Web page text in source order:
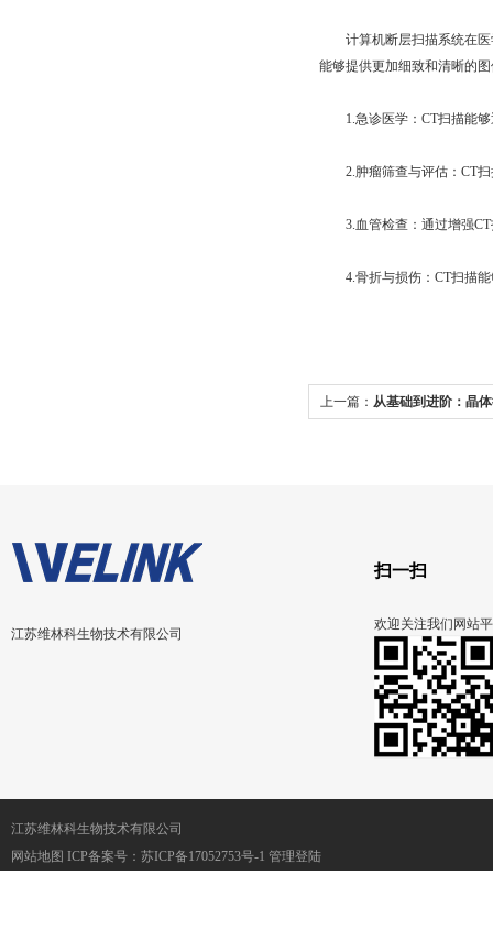
计算机断层扫描系统在医
能够提供更加细致和清晰的
1.急诊医学：CT扫描能够
2.肿瘤筛查与评估：CT扫
3.血管检查：通过增强CT
4.骨折与损伤：CT扫描能
上一篇： 从基础到进阶：晶
江苏维林科生物技术有限公司
扫一扫
欢迎关注我们网站
江苏维林科生物技术有限公司
网站地图 ICP备案号： 苏ICP备17052753号-1 管理登陆